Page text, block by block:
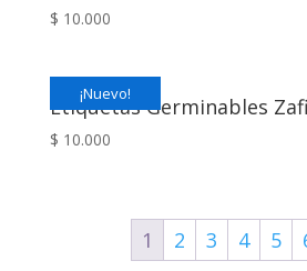
$ 10.000
¡Nuevo!
Etiquetas Germinables
$ 10.000
1 2 3 4 5